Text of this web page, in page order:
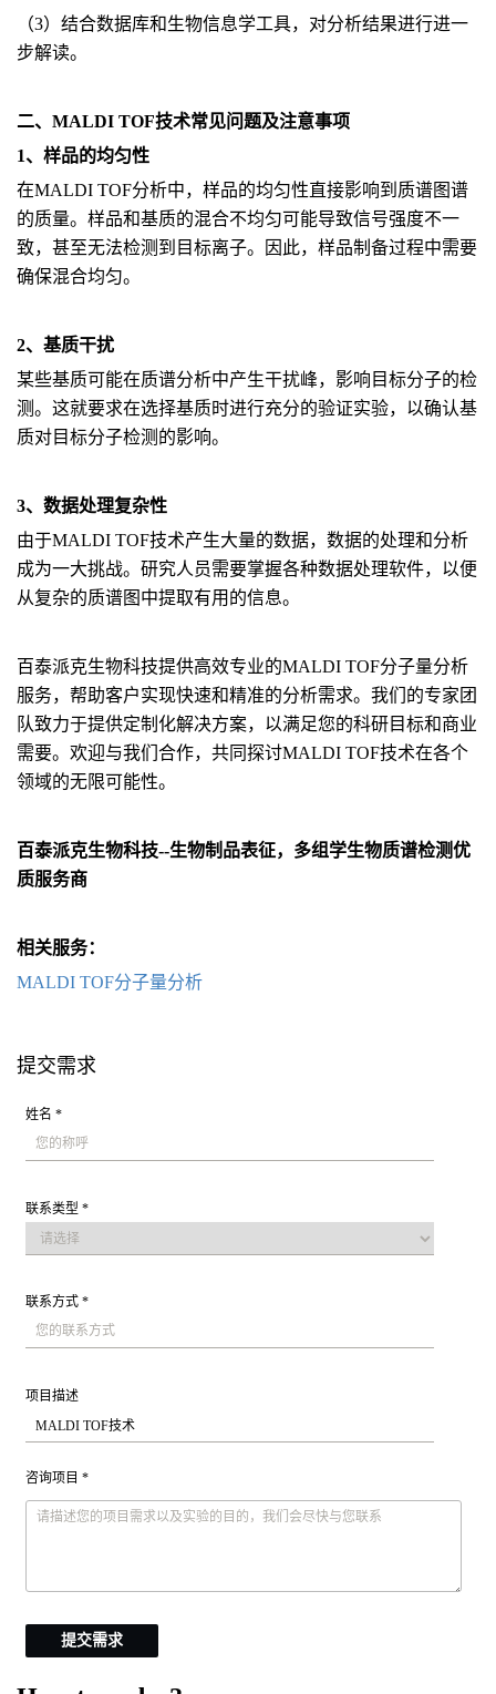
（3）结合数据库和生物信息学工具，对分析结果进行进一
步解读。
二、MALDI TOF技术常见问题及注意事项
1、样品的均匀性
在MALDI TOF分析中，样品的均匀性直接影响到质谱图谱
的质量。样品和基质的混合不均匀可能导致信号强度不一
致，甚至无法检测到目标离子。因此，样品制备过程中需要
确保混合均匀。
2、基质干扰
某些基质可能在质谱分析中产生干扰峰，影响目标分子的检
测。这就要求在选择基质时进行充分的验证实验，以确认基
质对目标分子检测的影响。
3、数据处理复杂性
由于MALDI TOF技术产生大量的数据，数据的处理和分析
成为一大挑战。研究人员需要掌握各种数据处理软件，以便
从复杂的质谱图中提取有用的信息。
百泰派克生物科技提供高效专业的MALDI TOF分子量分析
服务，帮助客户实现快速和精准的分析需求。我们的专家团
队致力于提供定制化解决方案，以满足您的科研目标和商业
需要。欢迎与我们合作，共同探讨MALDI TOF技术在各个
领域的无限可能性。
百泰派克生物科技--生物制品表征，多组学生物质谱检测优
质服务商
相关服务：
MALDI TOF分子量分析
提交需求
姓名 *
联系类型 *
联系方式 *
项目描述
咨询项目 *
提交需求